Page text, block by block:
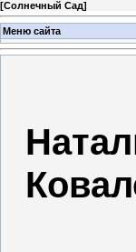
[Солнечный Сад]
Меню сайта